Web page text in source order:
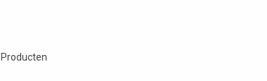
Producten